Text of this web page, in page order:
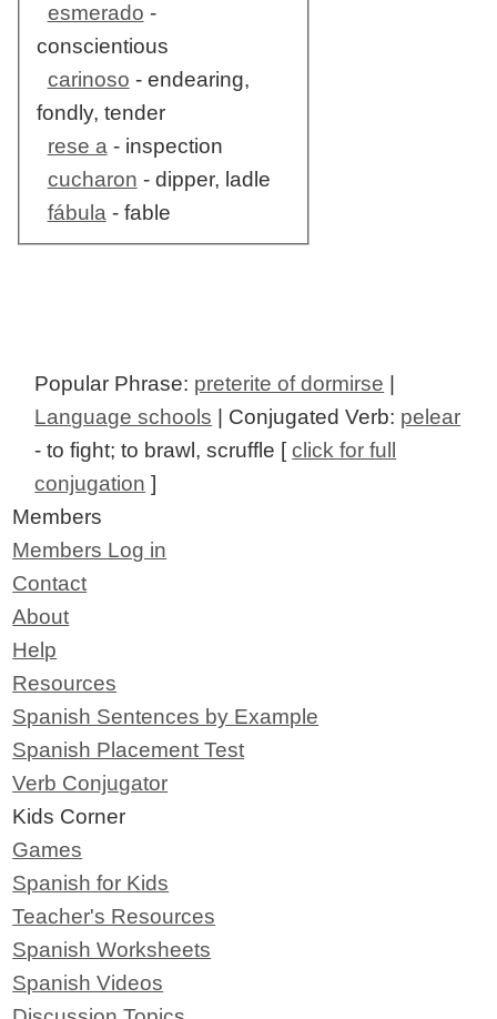
esmerado -
conscientious
carinoso - endearing,
fondly, tender
rese a - inspection
cucharon - dipper, ladle
fábula - fable
Popular Phrase: preterite of dormirse
Language schools | Conjugated Verb: pelear
- to fight; to brawl, scruffle [click for full
conjugation ]
Members
Members Log in
Contact
About
Help
Resources
Spanish Sentences by Example
Spanish Placement Test
Verb Conjugator
Kids Corner
Games
Spanish for Kids
Teacher's Resources
Spanish Worksheets
Spanish Videos